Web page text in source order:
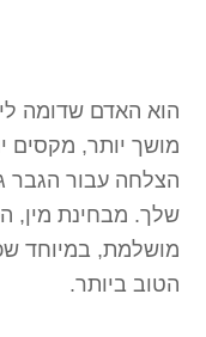
הוא האדם שדומה
מושך יותר, מקסים
הצלחה עבור הגבר
שלך. מבחינת מין,
מושלמת, במיוחד
הטוב ביותר.